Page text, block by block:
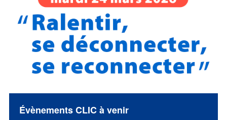
Évènements CLIC à venir